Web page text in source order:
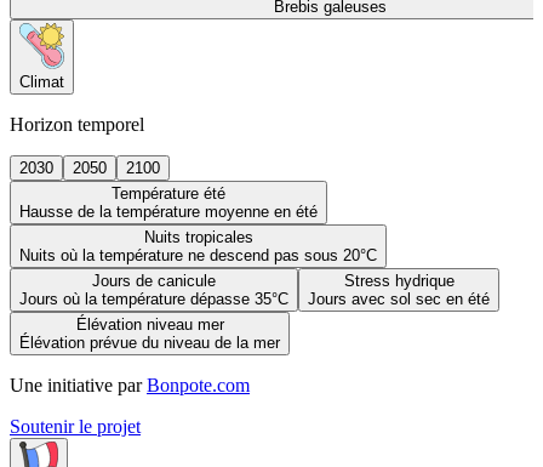
Brebis galeuses
Climat
Horizon temporel
2030 2050
2100
Température été
Hausse de la température moyenne en été
Nuits tropicales
Nuits où la température ne descend pas sous 20°C
Jours de canicule
Jours où la température dépasse 35°C
Stress hydrique
Jours avec sol sec en été
Élévation niveau mer
Élévation prévue du niveau de la mer
Une initiative par Bonpote.com
Soutenir le projet